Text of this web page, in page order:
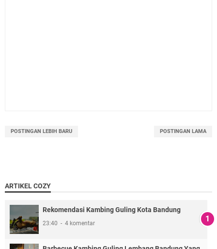
POSTINGAN LEBIH BARU POSTINGAN LAMA
ARTIKEL COZY
Rekomendasi Kambing Guling Kota Bandung
23:40 4 komentar